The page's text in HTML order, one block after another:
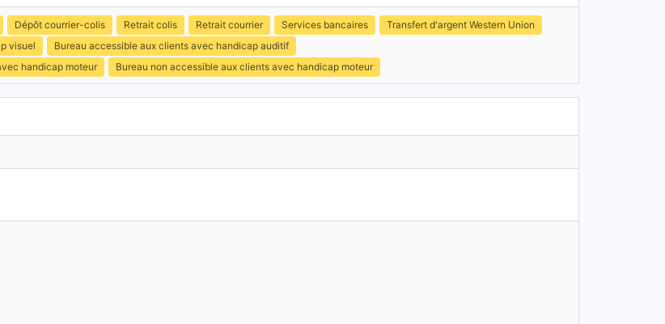
Dépôt courrier-colis Retrait colis Retrait courrier Services bancaires
Transfert d'argent Western Union
visuel
Bureau accessible aux clients avec handicap auditif
handicap moteur
Bureau non accessible aux clients avec handicap moteur